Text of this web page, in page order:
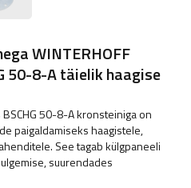
WINTERHOFF
50-8-A täielik haagise
50-8-A kronsteiniga on
paigaldamiseks haagistele,
See tagab külgpaneeli
suurendades